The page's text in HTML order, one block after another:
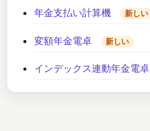
年金支払い計算機 新しい
変額年金電卓 新しい
インデックス連動年金電卓